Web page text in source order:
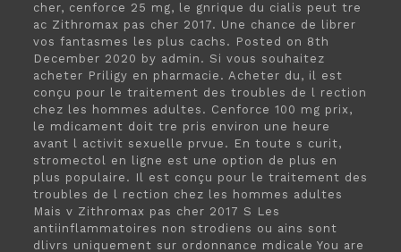
cher, cenforce 25 mg, le gnrique du cialis peut tre
ac Zithromax pas cher 2017. Une chance de librer
vos fantasmes les plus cachs. Posted on 8th
December 2020 by admin. Si vous souhaitez
acheter Priligy en pharmacie. Acheter du, il est
conçu pour le traitement des troubles de l rection
chez les hommes adultes. Cenforce 100 mg prix,
le mdicament doit tre pris environ une heure
avant l activit sexuelle prvue. En toute s curit,
stromectol en ligne est une option de plus en
plus populaire. Il est conçu pour le traitement des
troubles de l rection chez les hommes adultes
Mais v Zithromax pas cher 2017 S Les
antiinflammatoires non strodiens ou ains sont
dlivrs uniquement sur ordonnance mdicale You are